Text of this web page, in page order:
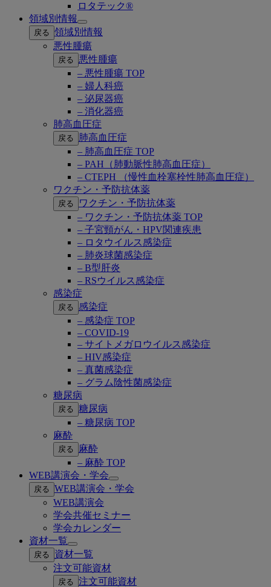
ロタテック®
領域別情報
Open
submenu
戻る 領域別情報
悪性腫瘍
戻る
悪性腫瘍
– 悪性腫瘍 TOP
– 婦人科癌
– 泌尿器癌
– 消化器癌
肺高血圧症
戻る
肺高血圧症
– 肺高血圧症 TOP
– PAH（肺動脈性肺高血圧症）
– CTEPH （慢性血栓塞栓性肺高血圧症）
ワクチン・予防抗体薬
戻る
ワクチン・予防抗体薬
– ワクチン・予防抗体薬 TOP
– 子宮頸がん・HPV関連疾患
– ロタウイルス感染症
– 肺炎球菌感染症
– B型肝炎
– RSウイルス感染症
感染症
戻る
感染症
– 感染症 TOP
– COVID-19
– サイトメガロウイルス感染症
– HIV感染症
– 真菌感染症
– グラム陰性菌感染症
糖尿病
戻る 糖尿病
– 糖尿病 TOP
麻酔
戻る
麻酔
– 麻酔 TOP
WEB講演会・学会
Open
submenu
戻る WEB講演会・学会
WEB講演会
学会共催セミナー
学会カレンダー
資材一覧
Open
submenu
戻る
資材一覧
注文可能資材
戻る 注文可能資材